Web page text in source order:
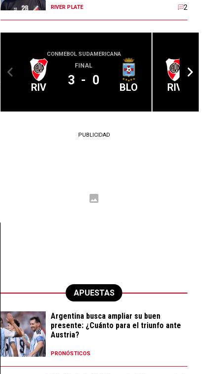
RIVER PLATE 2
CONMEBOL SUDAMERICANA
RIV
FINAL
3 - 0 BLO RIV
PUBLICIDAD
APUESTAS
Argentina busca ampliar su buen
presente: ¿Cuánto para el triunfo ante
Austria?
PRONÓSTICOS